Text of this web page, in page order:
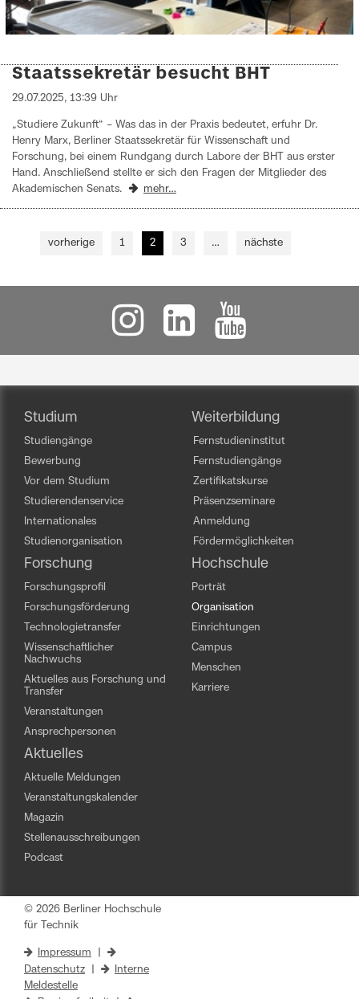
Staatssekretär besucht BHT
29.07.2025, 13:39 Uhr
„Studiere Zukunft“ – Was das in der Praxis bedeutet, erfuhr Dr.
Henry Marx, Berliner Staatssekretär für Wissenschaft und
Forschung, bei einem Rundgang durch Labore der BHT aus erster
Hand. Anschließend stellte er sich den Fragen der Mitglieder des
Akademischen Senats.
mehr…
vorherige 1 2 3 … nächste
Studium
Studiengänge
Bewerbung
Vor dem Studium
Studierendenservice
Internationales
Studienorganisation
Weiterbildung
Fernstudieninstitut
Fernstudiengänge
Zertifikatskurse
Präsenzseminare
Anmeldung
Fördermöglichkeiten
Forschung
Forschungsprofil
Forschungsförderung
Technologietransfer
Wissenschaftlicher
Nachwuchs
Aktuelles aus Forschung und
Transfer
Veranstaltungen
Ansprechpersonen
Hochschule
Porträt
Organisation
Einrichtungen
Campus
Menschen
Karriere
Aktuelles
Aktuelle Meldungen
Veranstaltungskalender
Magazin
Stellenausschreibungen
Podcast
© 2026 Berliner Hochschule
für Technik
Impressum
Datenschutz
Interne
Meldestelle